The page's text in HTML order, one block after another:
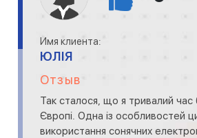
Имя клиента:
ЮЛІЯ
Отзыв
Так сталося, що я тривалий час
Європі. Одна із особливостей
використання сонячних